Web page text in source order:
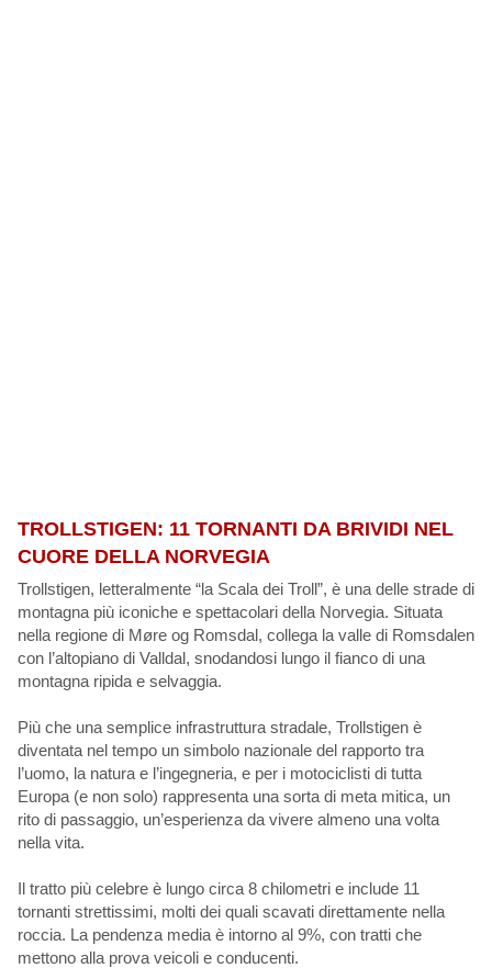
TROLLSTIGEN: 11 TORNANTI DA BRIVIDI NEL
CUORE DELLA NORVEGIA
Trollstigen, letteralmente “la Scala dei Troll”, è una delle strade di
montagna più iconiche e spettacolari della Norvegia. Situata
nella regione di Møre og Romsdal, collega la valle di Romsdalen
con l’altopiano di Valldal, snodandosi lungo il fianco di una
montagna ripida e selvaggia.
Più che una semplice infrastruttura stradale, Trollstigen è
diventata nel tempo un simbolo nazionale del rapporto tra
l’uomo, la natura e l’ingegneria, e per i motociclisti di tutta
Europa (e non solo) rappresenta una sorta di meta mitica, un
rito di passaggio, un’esperienza da vivere almeno una volta
nella vita.
Il tratto più celebre è lungo circa 8 chilometri e include 11
tornanti strettissimi, molti dei quali scavati direttamente nella
roccia. La pendenza media è intorno al 9%, con tratti che
mettono alla prova veicoli e conducenti.